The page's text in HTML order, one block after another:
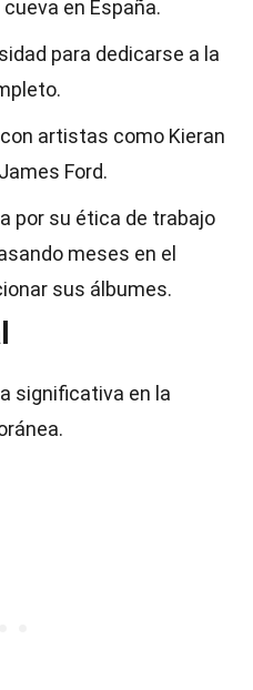
en España.
para dedicarse a la
artistas como Kieran
Ford.
por su ética de trabajo
meses en el
sus álbumes.
significativa en la